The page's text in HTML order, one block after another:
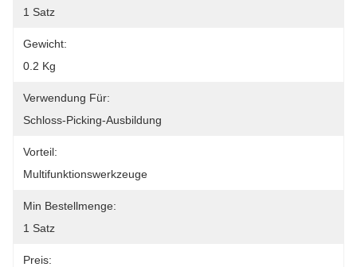
1 Satz
Gewicht:
0.2 Kg
Verwendung Für:
Schloss-Picking-Ausbildung
Vorteil:
Multifunktionswerkzeuge
Min Bestellmenge:
1 Satz
Preis: